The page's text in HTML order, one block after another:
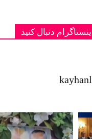
دنبال کنید
ج